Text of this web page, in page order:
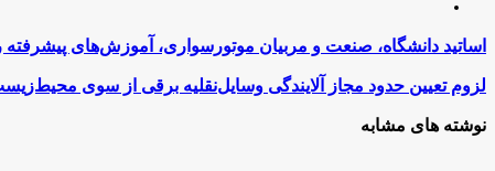
اساتید
صنعت
و
مربیان
موتورسواری،
اساتید دانشگاه، صنعت و مربیان موتورسواری، آموزش‌های پیشرفته
لزوم
حدود
مجاز
لزوم تعیین حدود مجاز آلایندگی وسایل‌نقلیه برقی از سوی
نوشته های مشابه